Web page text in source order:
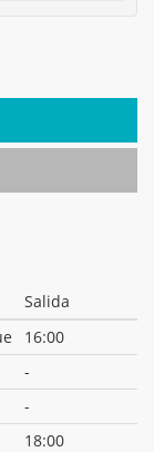
Salida
16:00
-
-
18:00